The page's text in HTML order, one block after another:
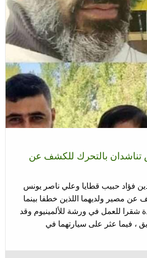
تناشدان بالتحرك للكشف عن
فؤاد حبيب قطايا وعلي ناصر يونس
عن مصير ولديهما اللذين خطفا بينما
شقرا للعمل في ورشة للألمينيوم وقد
، فيما عثر على سيارتهما في